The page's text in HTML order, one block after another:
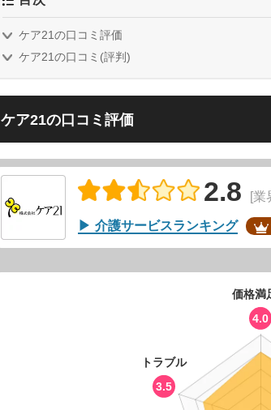
ケア21の口コミ評価
ケア21の口コミ(評判)
ケア21の口コミ評価
2.8 [業
介護サービスランキング
価格満
4.0
トラブル
3.5